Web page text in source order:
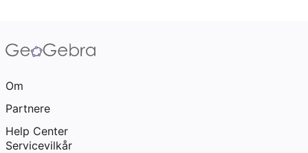
Om
Partnere
Help Center
Servicevilkår